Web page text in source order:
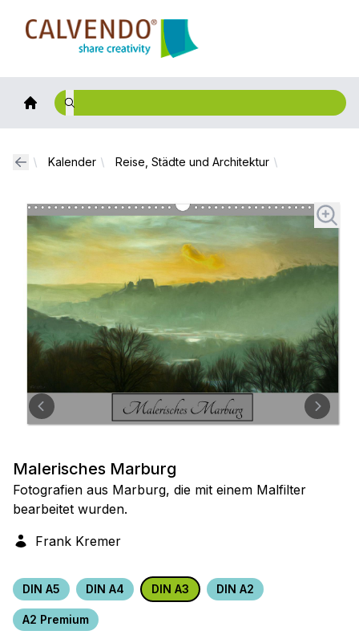
Calvendo
Kalender Reise, Städte und Architektur
Malerisches Marburg
Fotografien aus Marburg, die mit einem Malfilter
bearbeitet wurden.
Frank Kremer
DIN A5 DIN A4 DIN A3 DIN A2
A2 Premium